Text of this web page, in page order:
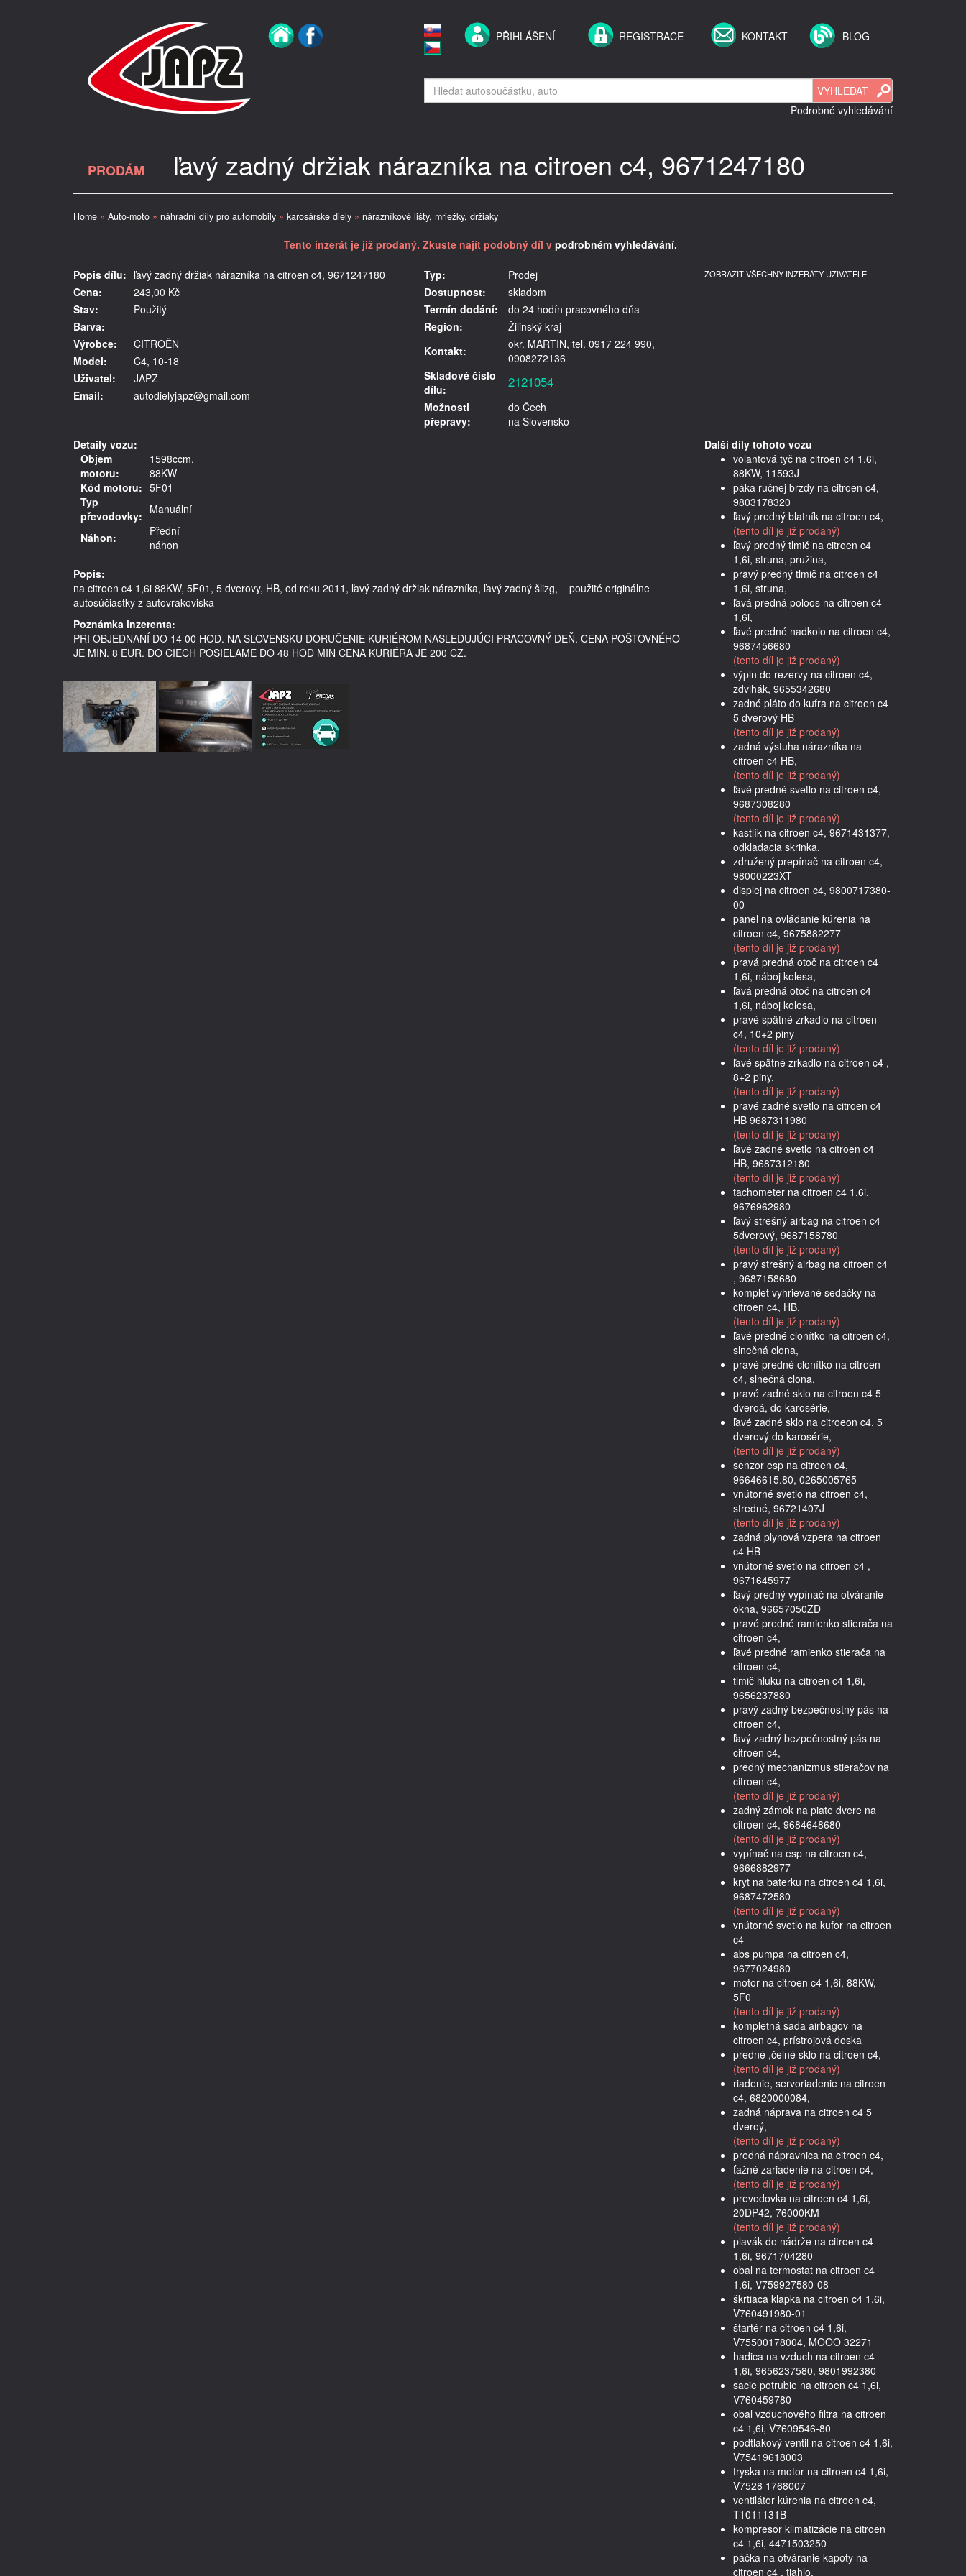
PŘIHLÁŠENÍ REGISTRACE KONTAKT BLOG
Podrobné vyhledávání
PRODÁM ľavý zadný držiak nárazníka na citroen c4, 9671247180
Home » Auto-moto » náhradní díly pro automobily » karosárske diely » nárazníkové lišty, mriežky, držiaky
Tento inzerát je již prodaný. Zkuste najít podobný díl v podrobném vyhledávání.
Popis dílu: ľavý zadný držiak nárazníka na citroen c4, 9671247180
Cena:
243,00 Kč
Stav:
Použitý
Barva:
Výrobce:
CITROËN
Model:
C4, 10-18
Uživatel:
JAPZ
Email:
autodielyjapz@gmail.com
Typ:
Prodej
Dostupnost:
skladom
Termín dodání:
do 24 hodín pracovného dňa
Region:
Žilinský kraj
Kontakt:
okr. MARTIN, tel. 0917 224 990,
0908272136
Skladové číslo
dílu:
2121054
Možnosti
přepravy:
do Čech
na Slovensko
ZOBRAZIT VŠECHNY INZERÁTY UŽIVATELE
Detaily vozu:
Objem
motoru:
1598ccm,
88KW
Kód motoru: 5F01
Typ
převodovky: Manuální
Náhon:
Přední
náhon
Popis:
na citroen c4 1,6i 88KW, 5F01, 5 dverovy, HB, od roku 2011, ľavý zadný držiak nárazníka, ľavý zadný šlizg,    použité originálne
autosúčiastky z autovrakoviska
Poznámka inzerenta:
PRI OBJEDNANÍ DO 14 00 HOD. NA SLOVENSKU DORUČENIE KURIÉROM NASLEDUJÚCI PRACOVNÝ DEŇ. CENA POŠTOVNÉHO
JE MIN. 8 EUR. DO ČIECH POSIELAME DO 48 HOD MIN CENA KURIÉRA JE 200 CZ.
Další díly tohoto vozu
volantová tyč na citroen c4 1,6i,
88KW, 11593J
páka ručnej brzdy na citroen c4,
9803178320
ľavý predný blatník na citroen c4,
(tento díl je již prodaný)
ľavý predný tlmič na citroen c4
1,6i, struna, pružina,
pravý predný tlmič na citroen c4
1,6i, struna,
ľavá predná poloos na citroen c4
1,6i,
ľavé predné nadkolo na citroen c4,
9687456680
(tento díl je již prodaný)
výpln do rezervy na citroen c4,
zdvihák, 9655342680
zadné pláto do kufra na citroen c4
5 dverový HB
(tento díl je již prodaný)
zadná výstuha nárazníka na
citroen c4 HB,
(tento díl je již prodaný)
ľavé predné svetlo na citroen c4,
9687308280
(tento díl je již prodaný)
kastlík na citroen c4, 9671431377,
odkladacia skrinka,
združený prepínač na citroen c4,
98000223XT
displej na citroen c4, 9800717380-
00
panel na ovládanie kúrenia na
citroen c4, 9675882277
(tento díl je již prodaný)
pravá predná otoč na citroen c4
1,6i, náboj kolesa,
ľavá predná otoč na citroen c4
1,6i, náboj kolesa,
pravé spätné zrkadlo na citroen
c4, 10+2 piny
(tento díl je již prodaný)
ľavé spätné zrkadlo na citroen c4 ,
8+2 piny,
(tento díl je již prodaný)
pravé zadné svetlo na citroen c4
HB 9687311980
(tento díl je již prodaný)
ľavé zadné svetlo na citroen c4
HB, 9687312180
(tento díl je již prodaný)
tachometer na citroen c4 1,6i,
9676962980
ľavý strešný airbag na citroen c4
5dverový, 9687158780
(tento díl je již prodaný)
pravý strešný airbag na citroen c4
, 9687158680
komplet vyhrievané sedačky na
citroen c4, HB,
(tento díl je již prodaný)
ľavé predné clonítko na citroen c4,
slnečná clona,
pravé predné clonítko na citroen
c4, slnečná clona,
pravé zadné sklo na citroen c4 5
dveroá, do karosérie,
ľavé zadné sklo na citroeon c4, 5
dverový do karosérie,
(tento díl je již prodaný)
senzor esp na citroen c4,
96646615.80, 0265005765
vnútorné svetlo na citroen c4,
stredné, 96721407J
(tento díl je již prodaný)
zadná plynová vzpera na citroen
c4 HB
vnútorné svetlo na citroen c4 ,
9671645977
ľavý predný vypínač na otváranie
okna, 96657050ZD
pravé predné ramienko stierača na
citroen c4,
ľavé predné ramienko stierača na
citroen c4,
tlmič hluku na citroen c4 1,6i,
9656237880
pravý zadný bezpečnostný pás na
citroen c4,
ľavý zadný bezpečnostný pás na
citroen c4,
predný mechanizmus stieračov na
citroen c4,
(tento díl je již prodaný)
zadný zámok na piate dvere na
citroen c4, 9684648680
(tento díl je již prodaný)
vypínač na esp na citroen c4,
9666882977
kryt na baterku na citroen c4 1,6i,
9687472580
(tento díl je již prodaný)
vnútorné svetlo na kufor na citroen
c4
abs pumpa na citroen c4,
9677024980
motor na citroen c4 1,6i, 88KW,
5F0
(tento díl je již prodaný)
kompletná sada airbagov na
citroen c4, prístrojová doska
predné ,čelné sklo na citroen c4,
(tento díl je již prodaný)
riadenie, servoriadenie na citroen
c4, 6820000084,
zadná náprava na citroen c4 5
dveroý,
(tento díl je již prodaný)
predná nápravnica na citroen c4,
ťažné zariadenie na citroen c4,
(tento díl je již prodaný)
prevodovka na citroen c4 1,6i,
20DP42, 76000KM
(tento díl je již prodaný)
plavák do nádrže na citroen c4
1,6i, 9671704280
obal na termostat na citroen c4
1,6i, V759927580-08
škrtiaca klapka na citroen c4 1,6i,
V760491980-01
štartér na citroen c4 1,6i,
V75500178004, MOOO 32271
hadica na vzduch na citroen c4
1,6i, 9656237580, 9801992380
sacie potrubie na citroen c4 1,6i,
V760459780
obal vzduchového filtra na citroen
c4 1,6i, V7609546-80
podtlakový ventil na citroen c4 1,6i,
V75419618003
tryska na motor na citroen c4 1,6i,
V7528 1768007
ventilátor kúrenia na citroen c4,
T1011131B
kompresor klimatizácie na citroen
c4 1,6i, 4471503250
páčka na otváranie kapoty na
citroen c4 , tiahlo,